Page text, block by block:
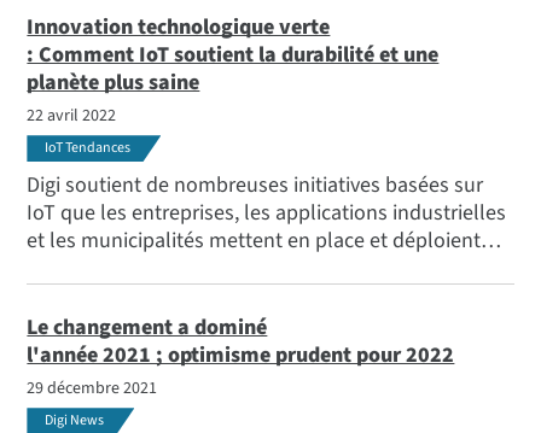
rencontrez les bénéficiaires de notre collecte de
fonds.
Innovation technologique verte
: Comment IoT soutient la durabilité et une
planète plus saine
22 avril 2022
IoT Tendances
Digi soutient de nombreuses initiatives basées sur
IoT que les entreprises, les applications industrielles
et les municipalités mettent en place et déploient
prix Digi Green Tech 2022 pour l'innovation client.
Le changement a dominé
l'année 2021 ; optimisme prudent pour 2022
29 décembre 2021
Digi News